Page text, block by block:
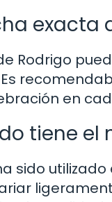
exacta
Rodrigo
en
tiene el
sido